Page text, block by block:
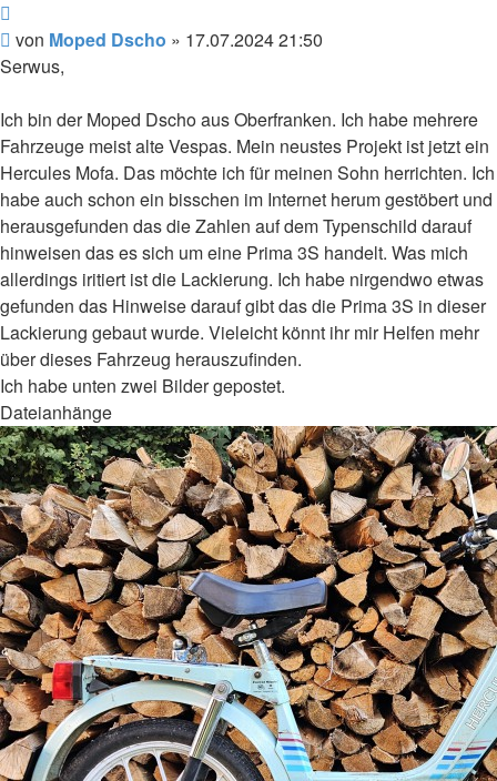
Beitrag
von Moped Dscho » 17.07.2024 21:50
Serwus,
Ich bin der Moped Dscho aus Oberfranken. Ich habe mehrere
Fahrzeuge meist alte Vespas. Mein neustes Projekt ist jetzt ein
Hercules Mofa. Das möchte ich für meinen Sohn herrichten. Ich
habe auch schon ein bisschen im Internet herum gestöbert und
herausgefunden das die Zahlen auf dem Typenschild darauf
hinweisen das es sich um eine Prima 3S handelt. Was mich
allerdings iritiert ist die Lackierung. Ich habe nirgendwo etwas
gefunden das Hinweise darauf gibt das die Prima 3S in dieser
Lackierung gebaut wurde. Vieleicht könnt ihr mir Helfen mehr
über dieses Fahrzeug herauszufinden.
Ich habe unten zwei Bilder gepostet.
Dateianhänge